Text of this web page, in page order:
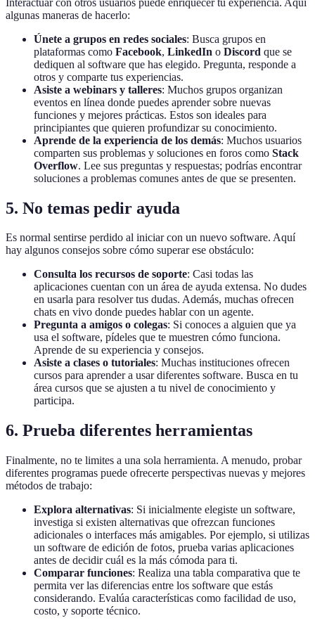
algunas maneras de hacerlo:
Únete a grupos en redes sociales: Busca grupos en
plataformas como Facebook, LinkedIn o Discord que se
dediquen al software que has elegido. Pregunta, responde a
otros y comparte tus experiencias.
Asiste a webinars y talleres: Muchos grupos organizan
eventos en línea donde puedes aprender sobre nuevas
funciones y mejores prácticas. Estos son ideales para
principiantes que quieren profundizar su conocimiento.
Aprende de la experiencia de los demás: Muchos usuarios
comparten sus problemas y soluciones en foros como Stack
Overflow. Lee sus preguntas y respuestas; podrías encontrar
soluciones a problemas comunes antes de que se presenten.
5. No temas pedir ayuda
Es normal sentirse perdido al iniciar con un nuevo software. Aquí
hay algunos consejos sobre cómo superar ese obstáculo:
Consulta los recursos de soporte: Casi todas las
aplicaciones cuentan con un área de ayuda extensa. No dudes
en usarla para resolver tus dudas. Además, muchas ofrecen
chats en vivo donde puedes hablar con un agente.
Pregunta a amigos o colegas: Si conoces a alguien que ya
usa el software, pídeles que te muestren cómo funciona.
Aprende de su experiencia y consejos.
Asiste a clases o tutoriales: Muchas instituciones ofrecen
cursos para aprender a usar diferentes software. Busca en tu
área cursos que se ajusten a tu nivel de conocimiento y
participa.
6. Prueba diferentes herramientas
Finalmente, no te limites a una sola herramienta. A menudo, probar
diferentes programas puede ofrecerte perspectivas nuevas y mejores
métodos de trabajo:
Explora alternativas: Si inicialmente elegiste un software,
investiga si existen alternativas que ofrezcan funciones
adicionales o interfaces más amigables. Por ejemplo, si utilizas
un software de edición de fotos, prueba varias aplicaciones
antes de decidir cuál es la más cómoda para ti.
Comparar funciones: Realiza una tabla comparativa que te
permita ver las diferencias entre los software que estás
considerando. Evalúa características como facilidad de uso,
costo, y soporte técnico.